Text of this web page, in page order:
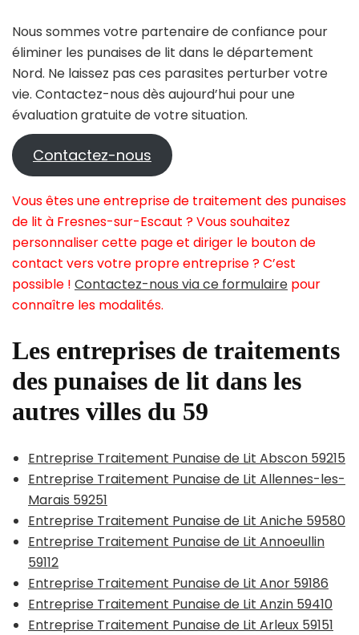
Nous sommes votre partenaire de confiance pour
éliminer les punaises de lit dans le département
Nord. Ne laissez pas ces parasites perturber votre
vie. Contactez-nous dès aujourd’hui pour une
évaluation gratuite de votre situation.
Contactez-nous
Vous êtes une entreprise de traitement des punaises
de lit à Fresnes-sur-Escaut ? Vous souhaitez
personnaliser cette page et diriger le bouton de
contact vers votre propre entreprise ? C’est
possible ! Contactez-nous via ce formulaire pour
connaître les modalités.
Les entreprises de traitements
des punaises de lit dans les
autres villes du 59
Entreprise Traitement Punaise de Lit Abscon 59215
Entreprise Traitement Punaise de Lit Allennes-les-
Marais 59251
Entreprise Traitement Punaise de Lit Aniche 59580
Entreprise Traitement Punaise de Lit Annoeullin
59112
Entreprise Traitement Punaise de Lit Anor 59186
Entreprise Traitement Punaise de Lit Anzin 59410
Entreprise Traitement Punaise de Lit Arleux 59151